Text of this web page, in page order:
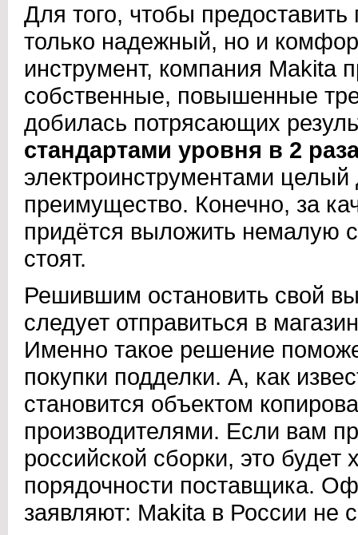
Для того, чтобы
только надежный, но и
инструмент, компания Makita
собственные, повышенные
добилась потрясающих
стандартами уровня в 2
электроинструментами
преимущество. Конечно, за
придётся выложить немалую
стоят.
Решившим остановить свой
следует отправиться в
Именно такое решение
покупки подделки. А, как
становится объектом
производителями. Если вам
российской сборки, это
порядочности поставщика.
заявляют: Makita в России не